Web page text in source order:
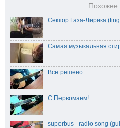
Похожее
Сектор Газа-Лирика
Самая музыкальная
Всё решено
С Первомаем!
superbus - radio song